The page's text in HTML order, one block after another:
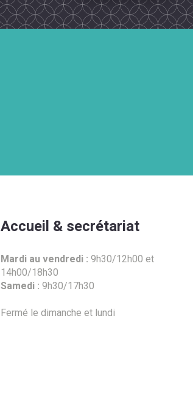
Accueil & secrétariat
Mardi au vendredi : 9h30/12h00 et
14h00/18h30
Samedi : 9h30/17h30
Fermé le dimanche et lundi